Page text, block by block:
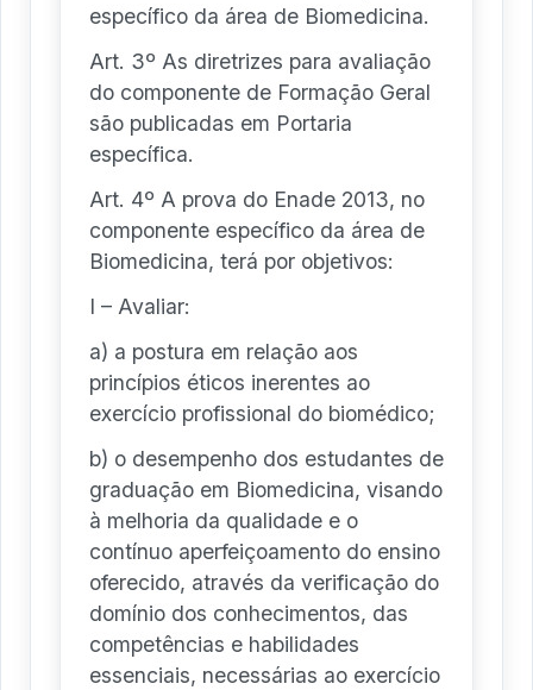
específico da área de Biomedicina.
Art. 3º As diretrizes para avaliação
do componente de Formação Geral
são publicadas em Portaria
específica.
Art. 4º A prova do Enade 2013, no
componente específico da área de
Biomedicina, terá por objetivos:
I – Avaliar:
a) a postura em relação aos
princípios éticos inerentes ao
exercício profissional do biomédico;
b) o desempenho dos estudantes de
graduação em Biomedicina, visando
à melhoria da qualidade e o
contínuo aperfeiçoamento do ensino
oferecido, através da verificação do
domínio dos conhecimentos, das
competências e habilidades
essenciais, necessárias ao exercício